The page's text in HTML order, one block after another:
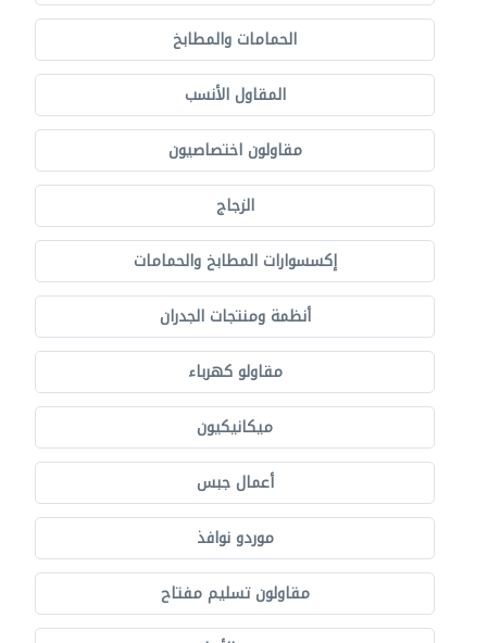
الحمامات والمطابخ
المقاول الأنسب
مقاولون اختصاصيون
الزجاج
إكسسوارات المطابخ والحمامات
أنظمة ومنتجات الجدران
مقاولو كهرباء
ميكانيكيون
أعمال جبس
موردو نوافذ
مقاولون تسليم مفتاح